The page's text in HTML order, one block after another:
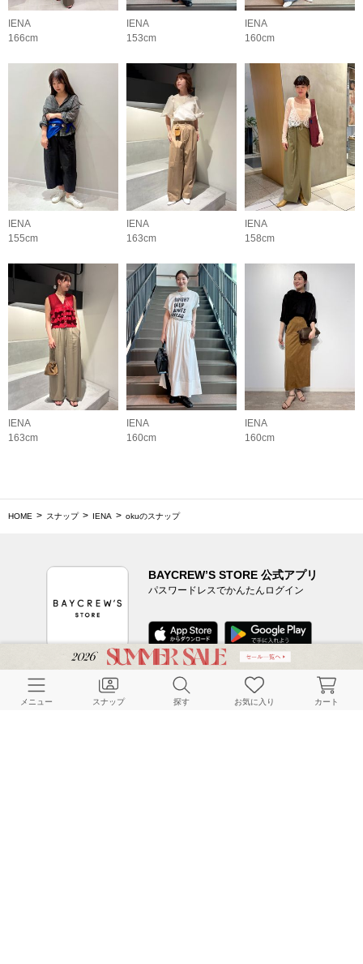
IENA
166cm
IENA
153cm
IENA
160cm
IENA
155cm
IENA
163cm
IENA
158cm
IENA
163cm
IENA
160cm
IENA
160cm
HOME スナップ IENA okuのスナップ
BAYCREW’S STORE 公式アプリ
パスワードレスでかんたんログイン
CUSTOMER SERVICE
メニュー スナップ 探す お気に入り カート